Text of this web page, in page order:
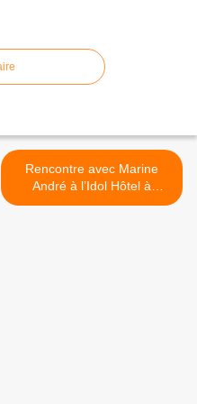
Rencontre avec Marine
André à l’Idol Hôtel à
l’occasion de la parution de